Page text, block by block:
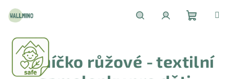
obsah
košík
Sluníčko růžové - textilní